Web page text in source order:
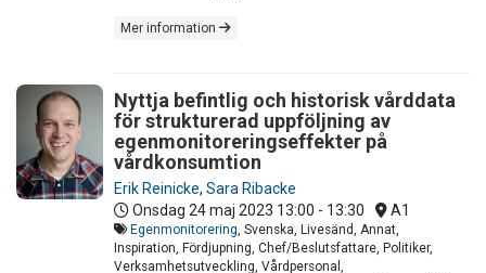
Mer information
Nyttja befintlig och historisk vårddata
för strukturerad uppföljning av
egenmonitoreringseffekter på
vårdkonsumtion
Erik Reinicke, Sara Ribacke
Onsdag 24 maj 2023 13:00 - 13:30 A1
Egenmonitorering , Svenska, Livesänd, Annat,
Inspiration, Fördjupning, Chef/Beslutsfattare, Politiker,
Verksamhetsutveckling, Vårdpersonal,